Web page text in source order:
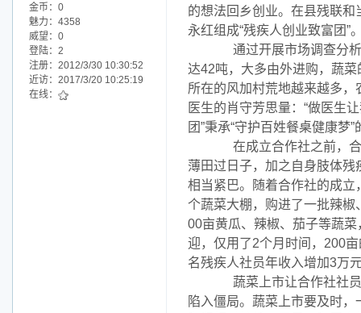
金币：0
魅力：4358
威望：0
登陆：2
注册：2012/3/30 10:30:52
近访：2017/3/20 10:25:19
在线：
的想法回乡创业。在县残联
永红组成“残疾人创业致富团”
通过开展市场调查分析
达42吨，大多由外进购，蔬
所在的风加村荒地越来越多
医生的肖守芳思量：“做医生
团”秉承“守护百姓餐桌健康
在成立合作社之前，合
薄田过日子，加之自身肢体
相当紧巴。随着合作社的成立
个蔬菜大棚，购进了一批辣
00亩黄瓜、辣椒、茄子等蔬
迎，仅用了2个月时间，200
名残疾人社员年收入增加3万
蔬菜上市让合作社社员
陷入僵局。蔬菜上市要及时